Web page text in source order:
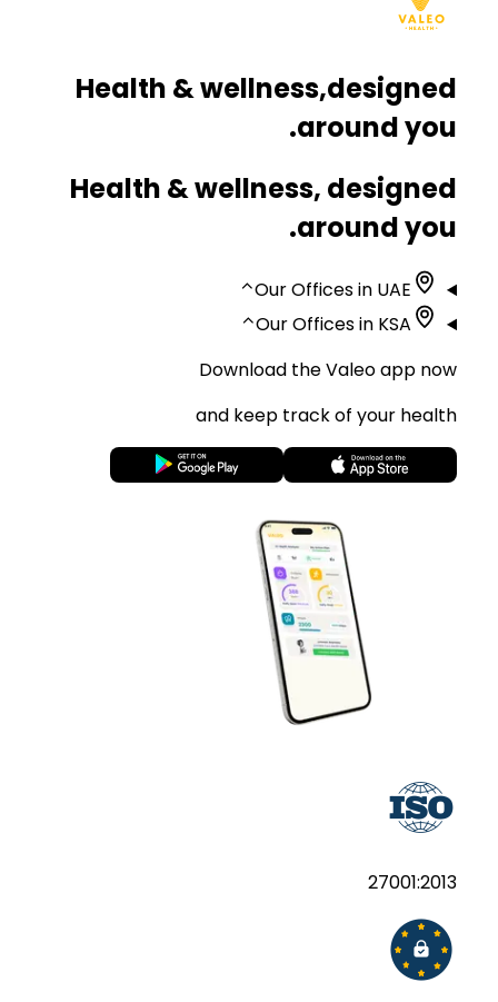
Health & wellness,designed
around you.
Health & wellness, designed
around you.
Our Offices in UAE
⌃
Our Offices in KSA
⌃
Download the Valeo app now
and keep track of your health
27001:2013